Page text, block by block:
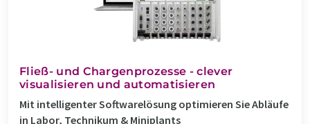
Fließ- und Chargenprozesse - clever
visualisieren und automatisieren
Mit intelligenter Softwarelösung optimieren Sie Abläufe
in Labor, Technikum & Miniplants